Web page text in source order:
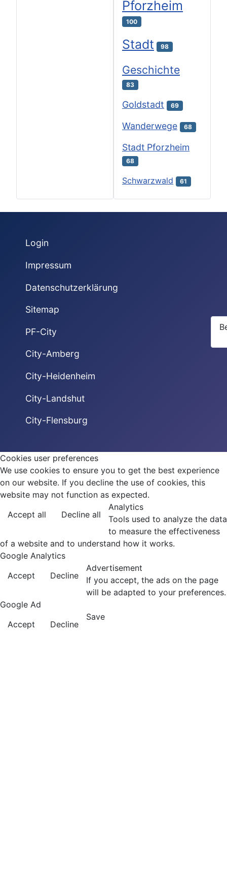
Pforzheim
100
Stadt 98
Geschichte
83
Goldstadt 69
Wanderwege 68
Stadt Pforzheim
68
Schwarzwald 61
Login
Impressum
Datenschutzerklärung
Sitemap
PF-City
City-Amberg
City-Heidenheim
City-Landshut
City-Flensburg
Cookies user preferences
We use cookies to ensure you to get the best experience
on our website. If you decline the use of cookies, this
website may not function as expected.
Accept all
Decline all
Analytics
Tools used to analyze the data
to measure the effectiveness
of a website and to understand how it works.
Google Analytics
Accept
Decline
Advertisement
If you accept, the ads on the page
will be adapted to your preferences.
Google Ad
Accept
Decline
Save